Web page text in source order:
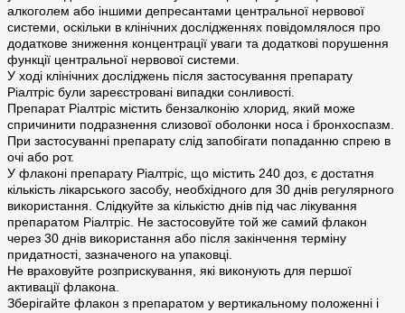
алкоголем або іншими депресантами центральної нервової
системи, оскільки в клінічних дослідженнях повідомлялося про
додаткове зниження концентрації уваги та додаткові порушення
функції центральної нервової системи.
У ході клінічних досліджень після застосування препарату
Ріалтріс були зареєстровані випадки сонливості.
Препарат Ріалтріс містить бензалконію хлорид, який може
спричинити подразнення слизової оболонки носа і бронхоспазм.
При застосуванні препарату слід запобігати попаданню спрею в
очі або рот.
У флаконі препарату Ріалтріс, що містить 240 доз, є достатня
кількість лікарського засобу, необхідного для 30 днів регулярного
використання. Слідкуйте за кількістю днів під час лікування
препаратом Ріалтріс. Не застосовуйте той же самий флакон
через 30 днів використання або після закінчення терміну
придатності, зазначеного на упаковці.
Не враховуйте розприскування, які виконують для першої
активації флакона.
Зберігайте флакон з препаратом у вертикальному положенні і